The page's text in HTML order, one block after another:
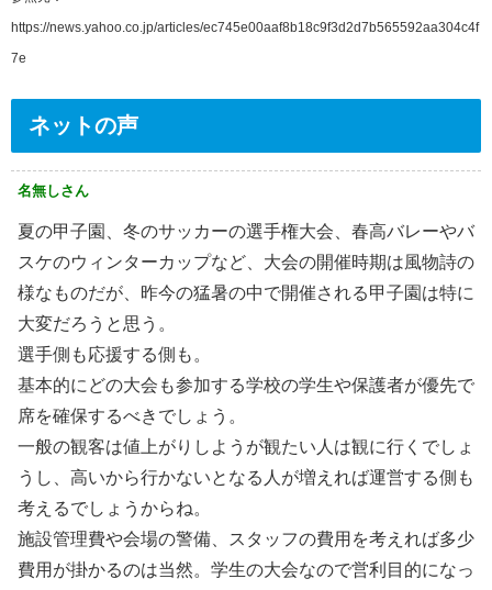
https://news.yahoo.co.jp/articles/ec745e00aaf8b18c9f3d2d7b565592aa304c4f
7e
ネットの声
名無しさん
夏の甲子園、冬のサッカーの選手権大会、春高バレーやバ
スケのウィンターカップなど、大会の開催時期は風物詩の
様なものだが、昨今の猛暑の中で開催される甲子園は特に
大変だろうと思う。
選手側も応援する側も。
基本的にどの大会も参加する学校の学生や保護者が優先で
席を確保するべきでしょう。
一般の観客は値上がりしようが観たい人は観に行くでしょ
うし、高いから行かないとなる人が増えれば運営する側も
考えるでしょうからね。
施設管理費や会場の警備、スタッフの費用を考えれば多少
費用が掛かるのは当然。学生の大会なので営利目的になっ